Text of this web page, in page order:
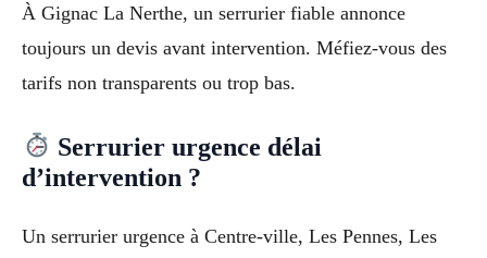
À Gignac La Nerthe, un serrurier fiable annonce
toujours un devis avant intervention. Méfiez-vous des
tarifs non transparents ou trop bas.
Serrurier urgence délai
d’intervention ?
Un serrurier urgence à Centre-ville, Les Pennes, Les